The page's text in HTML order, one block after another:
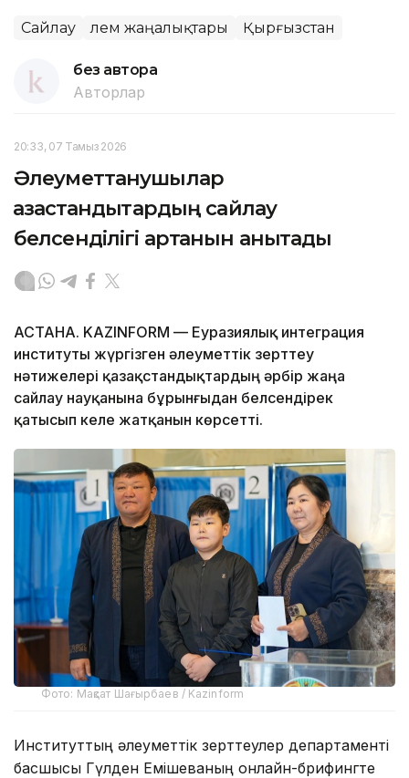
Сайлау Әлем жаңалықтары Қырғызстан
без автора
Авторлар
20:33, 07 Тамыз 2026
Әлеуметтанушылар
қазақстандықтардың сайлау
белсенділігі артқанын анықтады
АСТАНА. KAZINFORM — Еуразиялық интеграция
институты жүргізген әлеуметтік зерттеу
нәтижелері қазақстандықтардың әрбір жаңа
сайлау науқанына бұрынғыдан белсендірек
қатысып келе жатқанын көрсетті.
Фото: Мақсат Шағырбаев / Kazinform
Институттың әлеуметтік зерттеулер департаменті
басшысы Гүлден Емішеваның онлайн-брифингте